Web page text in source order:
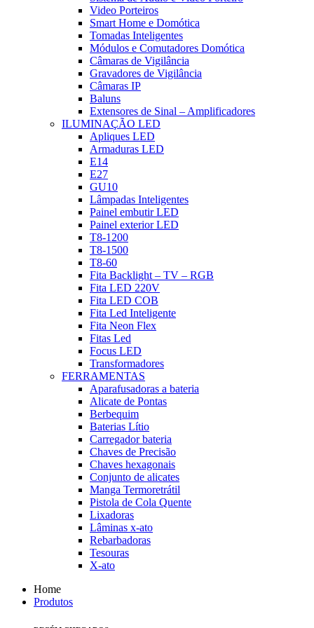
Video Porteiros
Smart Home e Domótica
Tomadas Inteligentes
Módulos e Comutadores Domótica
Câmaras de Vigilância
Gravadores de Vigilância
Câmaras IP
Baluns
Extensores de Sinal – Amplificadores
ILUMINAÇÃO LED
Apliques LED
Armaduras LED
E14
E27
GU10
Lâmpadas Inteligentes
Painel embutir LED
Painel exterior LED
T8-1200
T8-1500
T8-60
Fita Backlight – TV – RGB
Fita LED 220V
Fita LED COB
Fita Led Inteligente
Fita Neon Flex
Fitas Led
Focus LED
Transformadores
FERRAMENTAS
Aparafusadoras a bateria
Alicate de Pontas
Berbequim
Baterias Lítio
Carregador bateria
Chaves de Precisão
Chaves hexagonais
Conjunto de alicates
Manga Termoretrátil
Pistola de Cola Quente
Lixadoras
Lâminas x-ato
Rebarbadoras
Tesouras
X-ato
Home
Produtos